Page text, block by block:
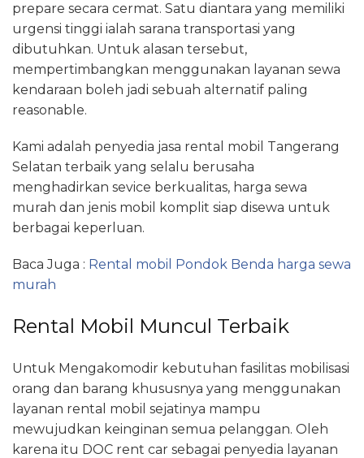
prepare secara cermat. Satu diantara yang memiliki
urgensi tinggi ialah sarana transportasi yang
dibutuhkan. Untuk alasan tersebut,
mempertimbangkan menggunakan layanan sewa
kendaraan boleh jadi sebuah alternatif paling
reasonable.
Kami adalah penyedia jasa rental mobil Tangerang
Selatan terbaik yang selalu berusaha
menghadirkan sevice berkualitas, harga sewa
murah dan jenis mobil komplit siap disewa untuk
berbagai keperluan.
Baca Juga : Rental mobil Pondok Benda harga sewa
murah
Rental Mobil Muncul Terbaik
Untuk Mengakomodir kebutuhan fasilitas mobilisasi
orang dan barang khususnya yang menggunakan
layanan rental mobil sejatinya mampu
mewujudkan keinginan semua pelanggan. Oleh
karena itu DOC rent car sebagai penyedia layanan